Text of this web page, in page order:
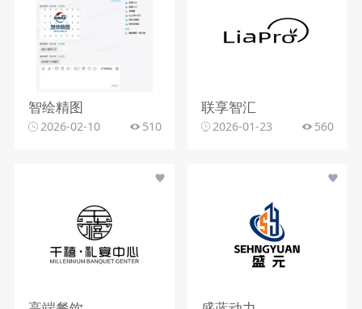
智绘精图
2026-02-10 510
联享智汇
2026-01-23 560